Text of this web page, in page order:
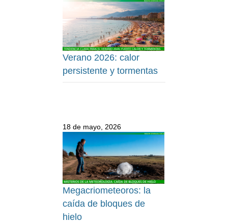
Verano 2026: calor
persistente y tormentas
18 de mayo, 2026
Megacriometeoros: la
caída de bloques de
hielo